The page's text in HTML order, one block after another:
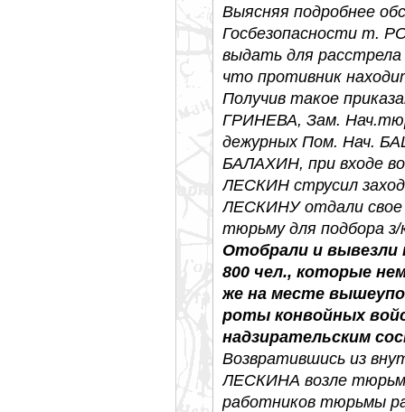
Выясняя подробнее
Госбезопасности т.
выдать для расстрела
что противник
Получив такое
ГРИНЕВА, Зам.
дежурных Пом. Нач.
БАЛАХИН, при входе
ЛЕСКИН струсил
ЛЕСКИНУ отдали свое
тюрьму для подбора з/
Отобрали и
800 чел., которые
же на месте
роты конвойных
надзирательским
Возвратившись из
ЛЕСКИНА возле
работников тюрьмы